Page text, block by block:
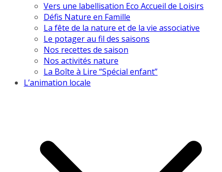
Vers une labellisation Eco Accueil de Loisirs
Défis Nature en Famille
La fête de la nature et de la vie associative
Le potager au fil des saisons
Nos recettes de saison
Nos activités nature
La Boîte à Lire “Spécial enfant”
L’animation locale